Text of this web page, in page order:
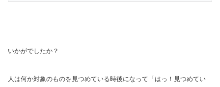
いかがでしたか？
人は何か対象のものを見つめている時後になって「はっ！見つめてい